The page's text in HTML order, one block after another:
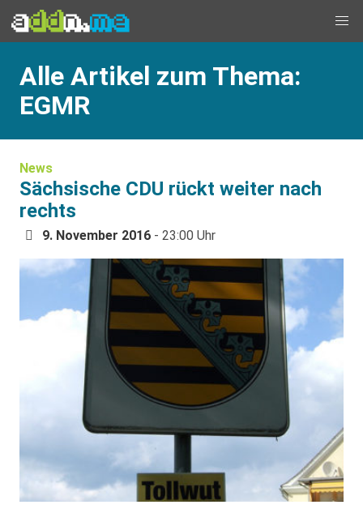
Alle Artikel zum Thema:
EGMR
News
Sächsische CDU rückt weiter nach
rechts
9. November 2016 - 23:00 Uhr